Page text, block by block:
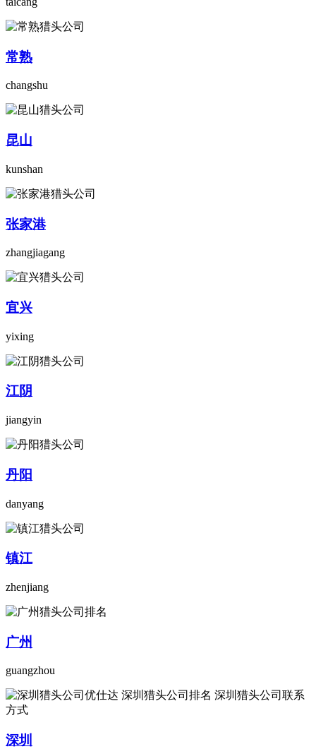
常熟
changshu
昆山
kunshan
张家港
zhangjiagang
宜兴
yixing
江阴
jiangyin
丹阳
danyang
镇江
zhenjiang
广州
guangzhou
深圳